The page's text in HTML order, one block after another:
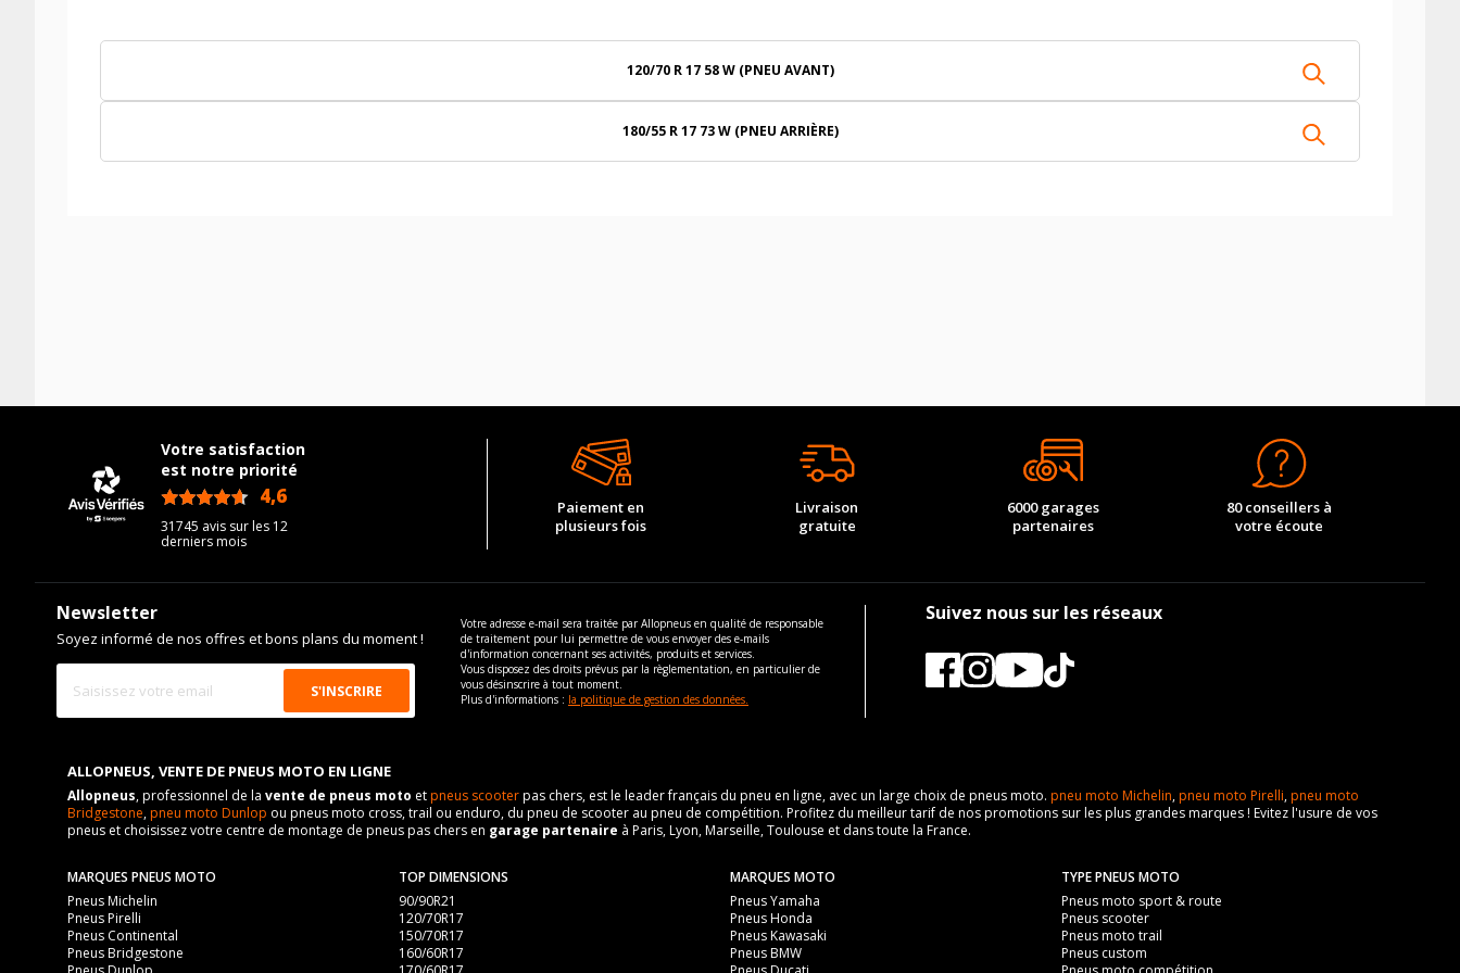
120/70 R 17 58 W (PNEU AVANT)
180/55 R 17 73 W (PNEU ARRIÈRE)
Votre satisfaction
est notre priorité
4,6
31745 avis sur les 12
derniers mois
Paiement en
plusieurs fois
Livraison
gratuite
6000 garages
partenaires
80 conseillers à
votre écoute
Newsletter
Soyez informé de nos offres et bons plans du moment !
Votre adresse e-mail sera traitée par Allopneus en qualité de responsable
de traitement pour lui permettre de vous envoyer des e-mails
d'information concernant ses activités, produits et services.
Vous disposez des droits prévus par la règlementation, en particulier de
vous désinscrire à tout moment.
Plus d'informations : la politique de gestion des données.
Suivez nous sur les réseaux
ALLOPNEUS, VENTE DE PNEUS MOTO EN LIGNE
Allopneus, professionnel de la vente de pneus moto etpneus scooterpas chers, est le leader français du pneu en ligne, avec un large choix de pneus moto. pneu moto Michelin,pneu moto Pirelli,pneu moto
Bridgestone,pneu moto Dunlop ou pneus moto cross, trail ou enduro, du pneu de scooter au pneu de compétition. Profitez du meilleur tarif de nos promotions sur les plus grandes marques ! Evitez l'usure de vos
pneus et choisissez votre centre de montage de pneus pas chers en garage partenaire à Paris, Lyon, Marseille, Toulouse et dans toute la France.
MARQUES PNEUS MOTO
Pneus Michelin
Pneus Pirelli
Pneus Continental
Pneus Bridgestone
TOP DIMENSIONS
90/90R21
120/70R17
150/70R17
160/60R17
MARQUES MOTO
Pneus Yamaha
Pneus Honda
Pneus Kawasaki
Pneus BMW
TYPE PNEUS MOTO
Pneus moto sport & route
Pneus scooter
Pneus moto trail
Pneus custom